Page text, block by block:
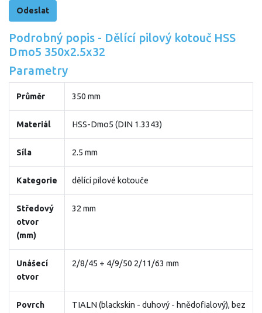
Podrobný popis - Dělící pilový kotouč HSS
Dmo5 350x2.5x32
Parametry
Průměr 350 mm
Materiál HSS-Dmo5 (DIN 1.3343)
Síla 2.5 mm
Kategorie dělící pilové kotouče
Středový
otvor
(mm)
32 mm
Unášecí
otvor
2/8/45 + 4/9/50 2/11/63 mm
Povrch
TIALN (blackskin - duhový - hnědofialový), bez